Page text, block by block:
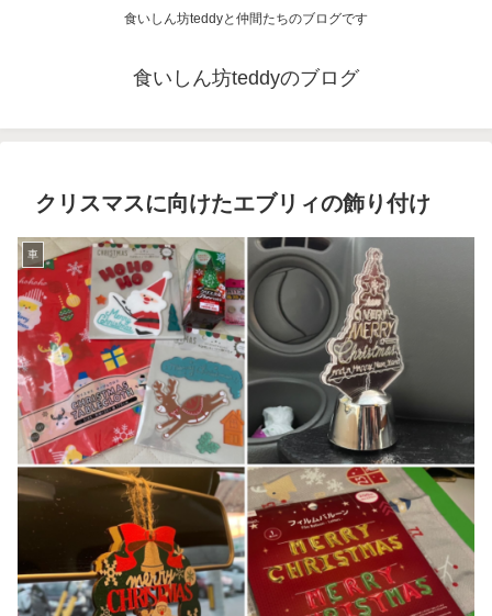
食いしん坊teddyと仲間たちのブログです
食いしん坊teddyのブログ
クリスマスに向けたエブリィの飾り付け
車